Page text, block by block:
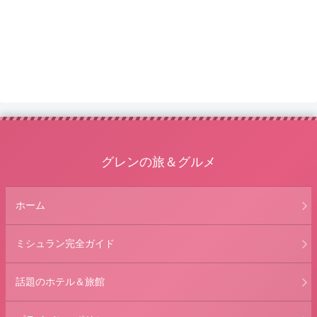
グレンの旅＆グルメ
ホーム
ミシュラン完全ガイド
話題のホテル＆旅館